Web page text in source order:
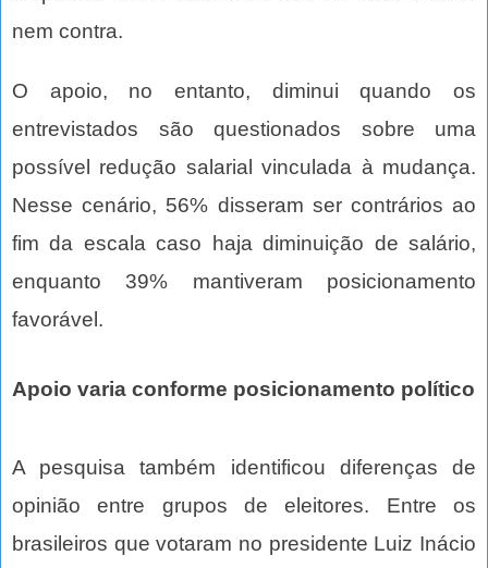
nem contra.
O apoio, no entanto, diminui quando os
entrevistados são questionados sobre uma
possível redução salarial vinculada à mudança.
Nesse cenário, 56% disseram ser contrários ao
fim da escala caso haja diminuição de salário,
enquanto 39% mantiveram posicionamento
favorável.
Apoio varia conforme posicionamento político
A pesquisa também identificou diferenças de
opinião entre grupos de eleitores. Entre os
brasileiros que votaram no presidente Luiz Inácio